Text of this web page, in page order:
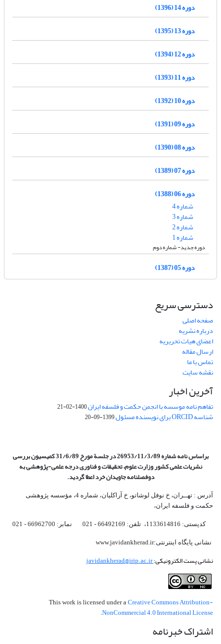
دوره 14 (1396)
دوره 13 (1395)
دوره 12 (1394)
دوره 11 (1393)
دوره 10 (1392)
دوره 09 (1391)
دوره 08 (1390)
دوره 07 (1389)
دوره 06 (1388)
شماره 4
شماره 3
شماره 2
شماره 1
دوره جدید- شماره دوم
دوره 05 (1387)
دسترسی سریع
صفحه اصلی
درباره نشریه
اعضای هیات تحریریه
ارسال مقاله
تماس با ما
نقشه سایت
آخرین اخبار
تفاهم نامه موسسه با انجمن حکمت و فلسفه ایران1400-02-21
شناسه ORCID برای نویسنده مسئول 1399-09-20
براساس نامه شماره 26953/11/3/89 در جلسة مورخ 31/6/89 کمیسیون
بررسی
نشریات علمی کشور وزارت علوم، تحقیقات و فناوری درجه علمی‌-پژوهشیبه
دوفصلنامه جاویدان خرد اعطا گردید.
آدرس : تهــران، خ نوفل لوشاتو، خ آراکلیان، شماره 4،‌ مؤسسه پژوهشی
حکمت و فلسفه ایران،‌
کدپستی: 1133614816، تلفن: 66492169 - 021 نمابر: 66962700 - 021
نشانی پایگاه اینترنتی:www.javidankherad.ir
نشانی پست الکترونیکی:javidankherad@irip.ac.ir
This work is licensed under a Creative Commons Attribution-
NonCommercial 4.0 International License
اشتراک خبرنامه